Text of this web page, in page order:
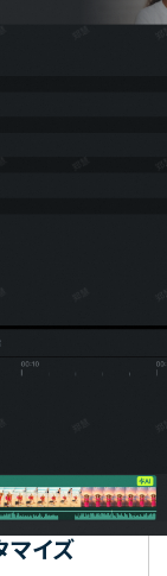
マイズ